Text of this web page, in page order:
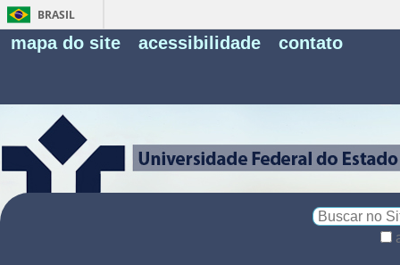
BRASIL
mapa do site acessibilidade contato